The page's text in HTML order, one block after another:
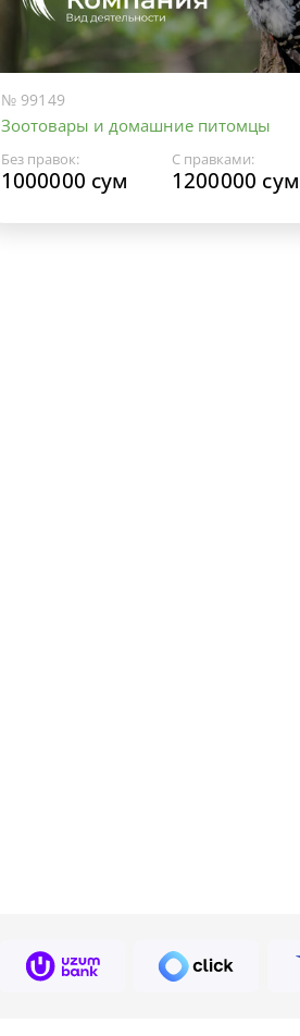
№ 99149
Зоотовары и домашние питомцы
Без правок:
1000000 сум
С правками:
1200000 сум